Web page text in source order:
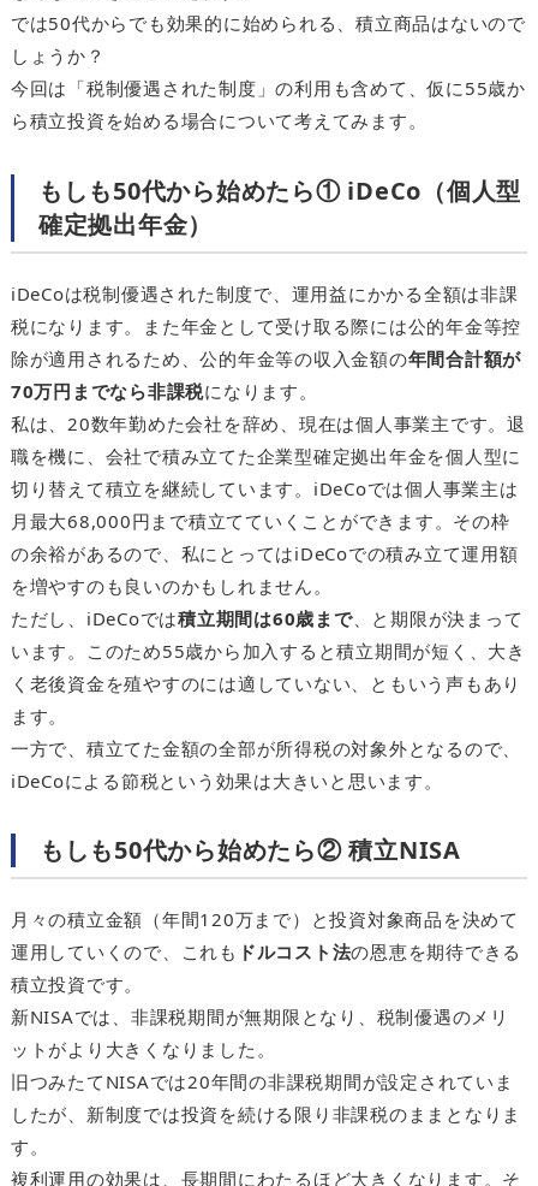
では50代からでも効果的に始められる、積立商品はないので
しょうか？
今回は「税制優遇された制度」の利用も含めて、仮に55歳か
ら積立投資を始める場合について考えてみます。
もしも50代から始めたら① iDeCo（個人型
確定拠出年金）
iDeCoは税制優遇された制度で、運用益にかかる全額は非課
税になります。また年金として受け取る際には公的年金等控
除が適用されるため、公的年金等の収入金額の年間合計額が
70万円までなら非課税になります。
私は、20数年勤めた会社を辞め、現在は個人事業主です。退
職を機に、会社で積み立てた企業型確定拠出年金を個人型に
切り替えて積立を継続しています。iDeCoでは個人事業主は
月最大68,000円まで積立てていくことができます。その枠
の余裕があるので、私にとってはiDeCoでの積み立て運用額
を増やすのも良いのかもしれません。
ただし、iDeCoでは積立期間は60歳まで、と期限が決まって
います。このため55歳から加入すると積立期間が短く、大き
く老後資金を殖やすのには適していない、ともいう声もあり
ます。
一方で、積立てた金額の全部が所得税の対象外となるので、
iDeCoによる節税という効果は大きいと思います。
もしも50代から始めたら② 積立NISA
月々の積立金額（年間120万まで）と投資対象商品を決めて
運用していくので、これも ドルコスト法の恩恵を期待できる
積立投資です。
新NISAでは、非課税期間が無期限となり、税制優遇のメリ
ットがより大きくなりました。
旧つみたてNISAでは20年間の非課税期間が設定されていま
したが、新制度では投資を続ける限り非課税のままとなりま
す。
複利運用の効果は、長期間にわたるほど大きくなります。そ